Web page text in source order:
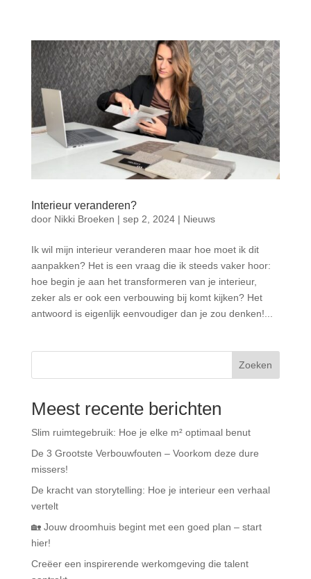
Interieur veranderen?
door Nikki Broeken | sep 2, 2024| Nieuws
Ik wil mijn interieur veranderen maar hoe moet ik dit
aanpakken? Het is een vraag die ik steeds vaker hoor:
hoe begin je aan het transformeren van je interieur,
zeker als er ook een verbouwing bij komt kijken? Het
antwoord is eigenlijk eenvoudiger dan je zou denken!...
Zoeken
Meest recente berichten
Slim ruimtegebruik: Hoe je elke m² optimaal benut
De 3 Grootste Verbouwfouten – Voorkom deze dure
missers!
De kracht van storytelling: Hoe je interieur een verhaal
vertelt
🏡 Jouw droomhuis begint met een goed plan – start
hier!
Creëer een inspirerende werkomgeving die talent